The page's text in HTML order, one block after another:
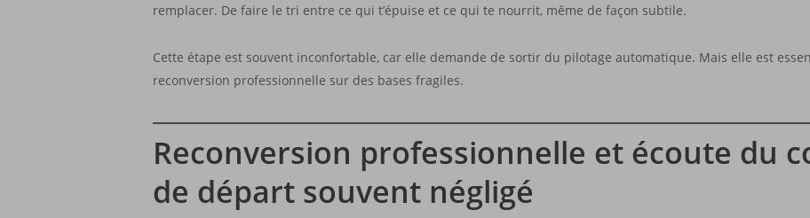
remplacer. De faire le tri entre ce qui t’épuise et ce qui te nourrit, même de façon subtile.
Cette étape est souvent inconfortable, car elle demande de sortir du pilotage automatique. Mais elle est
reconversion professionnelle sur des bases fragiles.
Reconversion professionnelle et écoute du
de départ souvent négligé